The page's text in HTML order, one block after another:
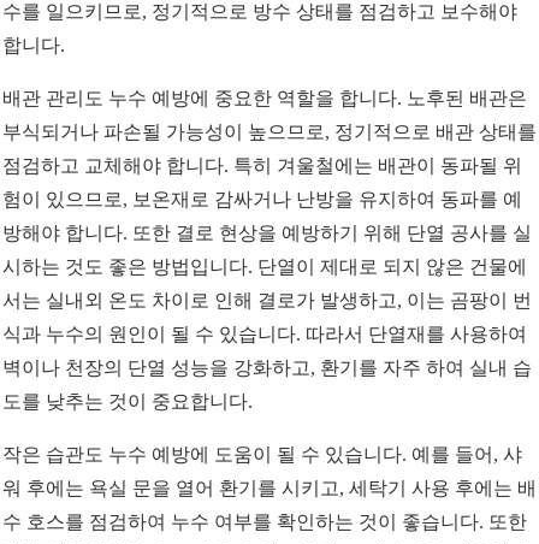
수를 일으키므로, 정기적으로 방수 상태를 점검하고 보수해야
합니다.
배관 관리도 누수 예방에 중요한 역할을 합니다. 노후된 배관은
부식되거나 파손될 가능성이 높으므로, 정기적으로 배관 상태를
점검하고 교체해야 합니다. 특히 겨울철에는 배관이 동파될 위
험이 있으므로, 보온재로 감싸거나 난방을 유지하여 동파를 예
방해야 합니다. 또한 결로 현상을 예방하기 위해 단열 공사를 실
시하는 것도 좋은 방법입니다. 단열이 제대로 되지 않은 건물에
서는 실내외 온도 차이로 인해 결로가 발생하고, 이는 곰팡이 번
식과 누수의 원인이 될 수 있습니다. 따라서 단열재를 사용하여
벽이나 천장의 단열 성능을 강화하고, 환기를 자주 하여 실내 습
도를 낮추는 것이 중요합니다.
작은 습관도 누수 예방에 도움이 될 수 있습니다. 예를 들어, 샤
워 후에는 욕실 문을 열어 환기를 시키고, 세탁기 사용 후에는 배
수 호스를 점검하여 누수 여부를 확인하는 것이 좋습니다. 또한